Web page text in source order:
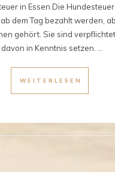
in Essen Die
dem Tag bezahlt werden,
gehört. Sie sind
in Kenntnis setzen. ...
WEITERLESEN